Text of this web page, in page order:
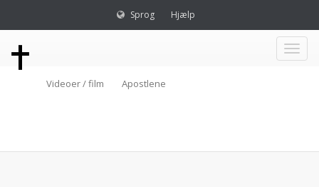
Sprog Hjælp
Toggle
Videoer / film Apostlene